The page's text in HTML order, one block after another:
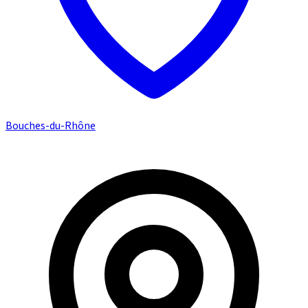
Bouches-du-Rhône